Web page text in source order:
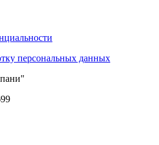
персональных данных